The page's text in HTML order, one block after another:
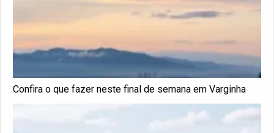
Confira o que fazer neste final de semana em Varginha